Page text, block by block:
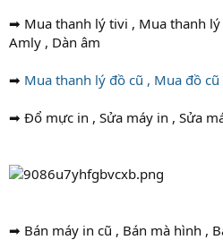
➡ Mua thanh lý tivi , Mua thanh
Amly , Dàn âm
➡ Mua thanh lý đồ cũ , Mua đồ
➡ Đổ mực in , Sửa máy in , Sửa
➡ Bán máy in cũ , Bán mà hình ,